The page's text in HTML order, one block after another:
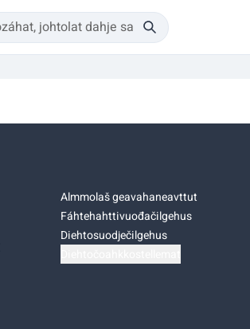
Almmolaš geavahaneavttut
Fáhtehahttivuođačilgehus
Diehtosuodječilgehus